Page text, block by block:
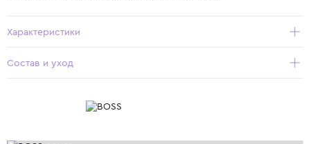
Характеристики
Состав и уход